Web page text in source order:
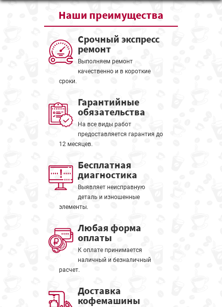
Наши преимущества
Срочный экспресс
ремонт
Выполняем ремонт
качественно и в короткие
сроки.
Гарантийные
обязательства
На все виды работ
предоставляется гарантия до
12 месяцев.
Бесплатная
диагностика
Выявляет неисправную
деталь и изношенные
элементы.
Любая форма
оплаты
К оплате принимается
наличный и безналичный
расчет.
Доставка
кофемашины